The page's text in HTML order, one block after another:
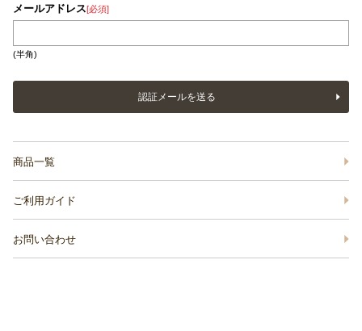
メールアドレス[必須]
(半角)
認証メールを送る
商品一覧
ご利用ガイド
お問い合わせ